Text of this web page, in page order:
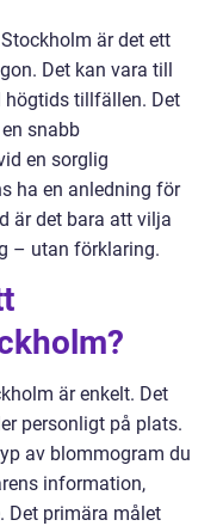
är det ett
Det kan vara till
högtids tillfällen. Det
snabb
en sorglig
ha en anledning för
är det bara att vilja
– utan förklaring.
är enkelt. Det
personligt på plats.
av blommogram du
information,
Det primära målet